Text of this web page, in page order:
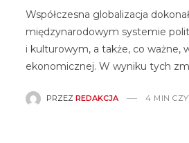
Współczesna globalizacja
międzynarodowym systemie
i kulturowym, a także, co ważne,
ekonomicznej. W wyniku tych
PRZEZREDAKCJA 4 MIN